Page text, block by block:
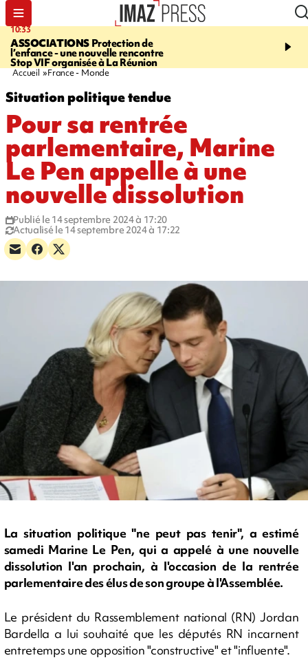
10:33
ASSOCIATIONSProtection de
l’enfance - une nouvelle rencontre
Stop VIF organisée à La Réunion
15:03
Vaste feu
l'ouest du pays, 20.000
Accueil France - Monde
Situation politique tendue
Pour sa rentrée
parlementaire, Marine
Le Pen appelle à une
nouvelle dissolution
Publié le 14 septembre 2024 à 17:20
Actualisé le 14 septembre 2024 à 17:22
La situation politique "ne peut pas tenir", a estimé
samedi Marine Le Pen, qui a appelé à une nouvelle
dissolution l'an prochain, à l'occasion de la rentrée
parlementaire des élus de son groupe à l'Assemblée.
Le président du Rassemblement national (RN) Jordan
Bardella a lui souhaité que les députés RN incarnent
entretemps une opposition "constructive" et "influente".